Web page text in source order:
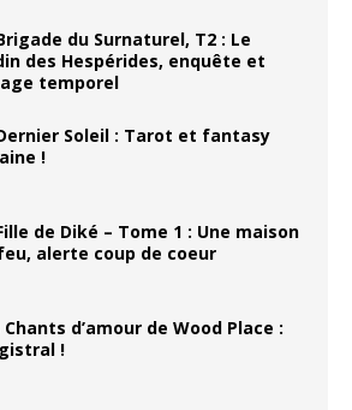
du Surnaturel, T2 : Le
des Hespérides, enquête et
temporel
Soleil : Tarot et fantasy
!
de Diké – Tome 1 : Une maison
alerte coup de coeur
Chants d’amour de Wood Place :
!